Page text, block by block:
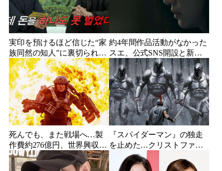
実印を預けるほど信じた“家
族同然の知人”に裏切られ
た…収益9対1、10年間の奴
隷契約で人生が一変
約4年間作品活動がなかった
スエ、公式SNS開設と新ビ
ジュアル公開で復帰説が急
浮上
死んでも、また戦場へ…製
作費約276億円、世界興収
584億円のSF大作『オール・
ユー・ニード・イズ・キ
『スパイダーマン』の独走
を止めた…クリストファ
ー・ノーラン史上最大、390
億円の超大作がついに韓国